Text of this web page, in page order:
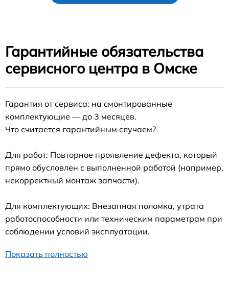
Гарантийные обязательства
сервисного центра в Омске
Гарантия от сервиса: на смонтированные
комплектующие — до 3 месяцев.
Что считается гарантийным случаем?
Для работ: Повторное проявление дефекта, который
прямо обусловлен с выполненной работой (например,
некорректный монтаж запчасти).
Для комплектующих: Внезапная поломка, утрата
работоспособности или техническим параметрам при
соблюдении условий эксплуатации.
Показать полностью